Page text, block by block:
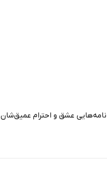
عشق و احترام عمیق‌شان